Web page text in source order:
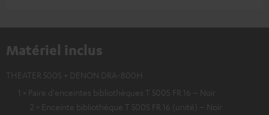
Matériel inclus
THEATER 500S + DENON DRA-800H
1 × Paire d'enceintes bibliothèques T 500S FR 16 – Noir
2 × Enceinte bibliothèque T 500S FR 16 (unité) – Noir